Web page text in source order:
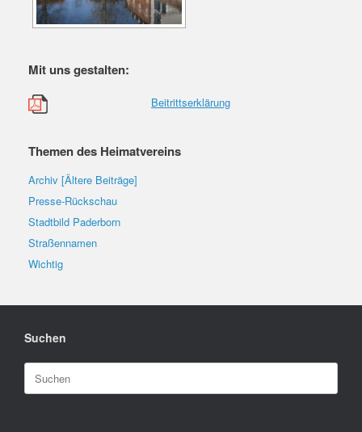
Mit uns gestalten:
Beitrittserklärung
Themen des Heimatvereins
Archiv [Ältere Beiträge]
Presse-Rückschau
Stadtbild Paderborn
Straßennamen
Wichtig
Suchen
Suchen
nach: